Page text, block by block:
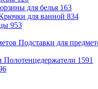
для белья 163
для ванной 834
953
Подставки для
Полотенцедержатели 1591